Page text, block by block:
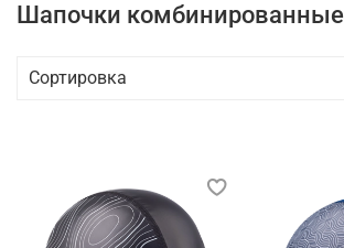
Шапочки комбинированные